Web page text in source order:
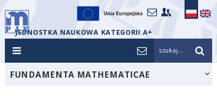
JEDNOSTKA NAUKOWA KATEGORII A+
szukaj...
FUNDAMENTA MATHEMATICAE